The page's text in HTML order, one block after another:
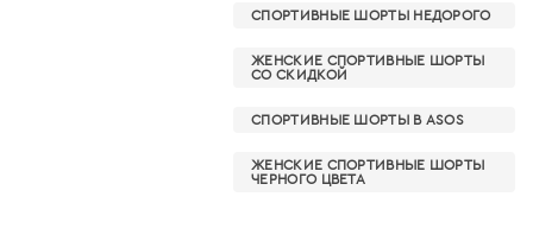
СПОРТИВНЫЕ ШОРТЫ НЕДОРОГО
ЖЕНСКИЕ СПОРТИВНЫЕ ШОРТЫ
СО СКИДКОЙ
СПОРТИВНЫЕ ШОРТЫ В ASOS
ЖЕНСКИЕ СПОРТИВНЫЕ ШОРТЫ
ЧЕРНОГО ЦВЕТА